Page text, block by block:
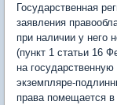
Государственная
заявления
при наличии у него
(пункт 1 статьи 16
на
экземпляре-
права помещается